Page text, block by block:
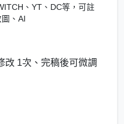
、YT、DC等，可註
、AI
改 1次、完稿後可微調